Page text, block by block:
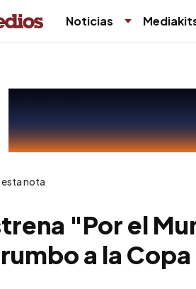
Noticias
nota
"Por el
a la